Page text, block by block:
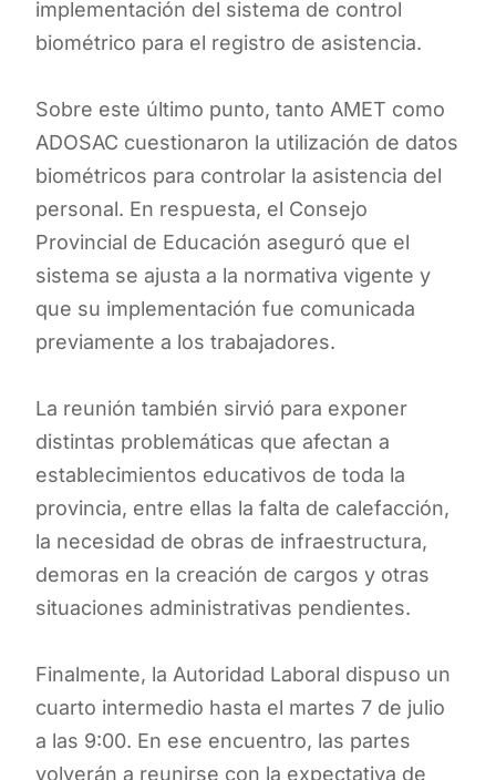
implementación del sistema de control
biométrico para el registro de asistencia.
Sobre este último punto, tanto AMET como
ADOSAC cuestionaron la utilización de datos
biométricos para controlar la asistencia del
personal. En respuesta, el Consejo
Provincial de Educación aseguró que el
sistema se ajusta a la normativa vigente y
que su implementación fue comunicada
previamente a los trabajadores.
La reunión también sirvió para exponer
distintas problemáticas que afectan a
establecimientos educativos de toda la
provincia, entre ellas la falta de calefacción,
la necesidad de obras de infraestructura,
demoras en la creación de cargos y otras
situaciones administrativas pendientes.
Finalmente, la Autoridad Laboral dispuso un
cuarto intermedio hasta el martes 7 de julio
a las 9:00. En ese encuentro, las partes
volverán a reunirse con la expectativa de